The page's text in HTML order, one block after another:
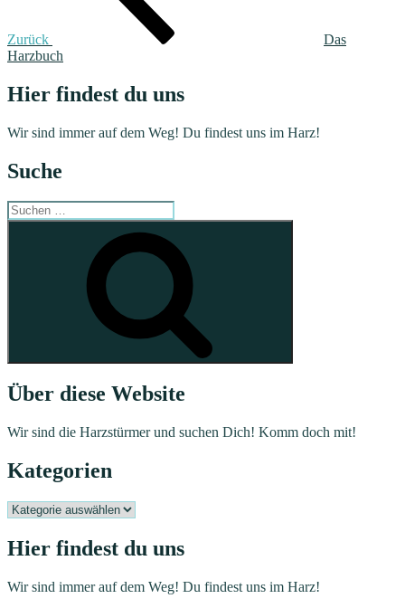
Zurück
Das
Harzbuch
Hier findest du uns
Wir sind immer auf dem Weg! Du findest uns im Harz!
Suche
Suchen
nach:
Über diese Website
Wir sind die Harzstürmer und suchen Dich! Komm doch mit!
Kategorien
Kategorien
Hier findest du uns
Wir sind immer auf dem Weg! Du findest uns im Harz!